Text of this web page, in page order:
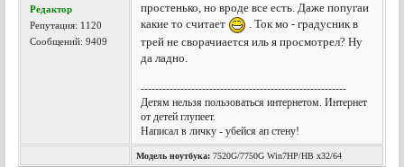
Редактор
Репутация: 1120
Сообщений: 9409
простенько, но вроде все есть. Даже попугаи
какие то считает
. Ток мо - градусник в
трей не сворачиается иль я просмотрел? Ну
да ладно.
---------------------------------------------------------
Детям нельзя пользоваться интернетом. Интернет
от детей глупеет.
Написал в личку - убейся ап стену!
Модель ноутбука: 7520G/7750G Win7HP/HB x32/64